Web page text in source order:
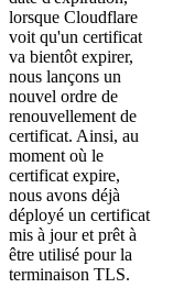
lorsque Cloudflare
voit qu'un certificat
va bientôt expirer,
nous lançons un
nouvel ordre de
renouvellement de
certificat. Ainsi, au
moment où le
certificat expire,
nous avons déjà
déployé un certificat
mis à jour et prêt à
être utilisé pour la
terminaison TLS.